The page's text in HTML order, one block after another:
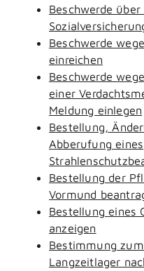
Beschwerde
Beschwerde
einreichen
Beschwerde
einer
Meldung einlegen
Bestellung,
Abberufung eines
Bestellung der
Vormund
Bestellung eines
anzeigen
Bestimmung
Langzeitlager